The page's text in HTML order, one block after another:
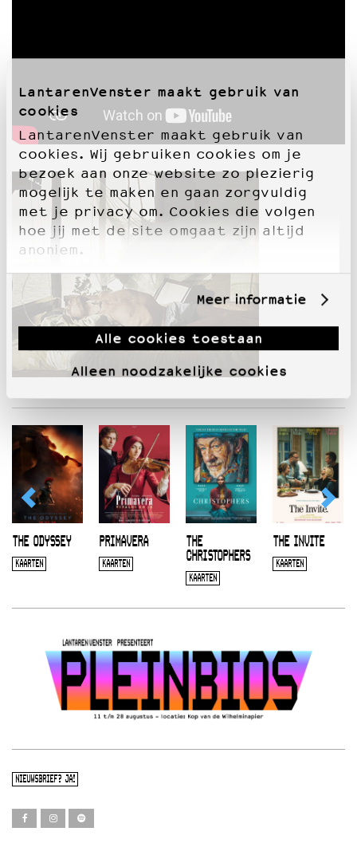
LantarenVenster maakt gebruik van
cookies
LantarenVenster maakt gebruik van
cookies. Wij gebruiken cookies om je
bezoek aan onze website zo plezierig
mogelijk te maken en gaan zorgvuldig
met je privacy om. Cookies die volgen
hoe jij met de site omgaat zijn altijd
anoniem.
Meer informatie
Alle cookies toestaan
Alleen noodzakelijke cookies
Ruimte voor artistieke vrijheid – VNPF
THE ODYSSEY
KAARTEN
PRIMAVERA
KAARTEN
THE
CHRISTOPHERS
KAARTEN
THE INVITE
KAARTEN
NIEUWSBRIEF? JA!